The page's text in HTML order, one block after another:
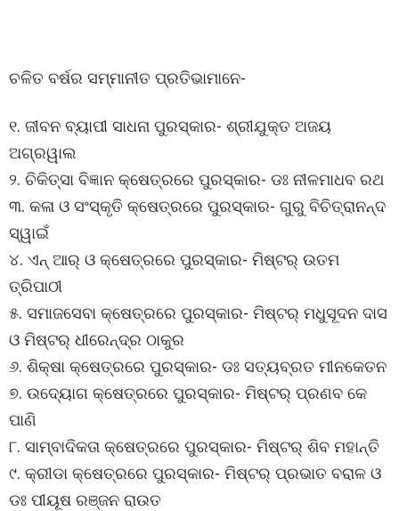
ଚଳିତ ବର୍ଷର ସମ୍ମାନୀତ ପ୍ରତିଭାମାନେ-
୧. ଜୀବନ ବ୍ୟାପୀ ସାଧନା ପୁରସ୍କାର- ଶ୍ରୀଯୁକ୍ତ ଅଜୟ
ଅଗ୍ରୱାଲ
୨. ଚିକିତ୍ସା ବିଜ୍ଞାନ କ୍ଷେତ୍ରରେ ପୁରସ୍କାର- ଡଃ ନୀଳମାଧବ ରଥ
୩. କଳା ଓ ସଂସ୍କୃତି କ୍ଷେତ୍ରରେ ପୁରସ୍କାର- ଗୁରୁ ବିଚିତ୍ରାନନ୍ଦ
ସ୍ୱାଇଁ
୪. ଏନ୍ ଆର୍ ଓ କ୍ଷେତ୍ରରେ ପୁରସ୍କାର- ମିଷ୍ଟର୍ ଉତମ
ତ୍ରିପାଠୀ
୫. ସମାଜସେବା କ୍ଷେତ୍ରରେ ପୁରସ୍କାର- ମିଷ୍ଟର୍ ମଧୁସୂଦନ ଦାସ
ଓ ମିଷ୍ଟର୍ ଧୀରେନ୍ଦ୍ର ଠାକୁର
୬. ଶିକ୍ଷା କ୍ଷେତ୍ରରେ ପୁରସ୍କାର- ଡଃ ସତ୍ୟବ୍ରତ ମୀନକେତନ
୭. ଉଦ୍ୟୋଗ କ୍ଷେତ୍ରରେ ପୁରସ୍କାର- ମିଷ୍ଟର୍ ପ୍ରଣବ କେ
ପାଣି
୮. ସାମ୍ବାଦିକତା କ୍ଷେତ୍ରରେ ପୁରସ୍କାର- ମିଷ୍ଟର୍ ଶିବ ମହାନ୍ତି
୯. କ୍ରୀଡା କ୍ଷେତ୍ରରେ ପୁରସ୍କାର- ମିଷ୍ଟର୍ ପ୍ରଭାତ ବରାଳ ଓ
ଡଃ ପୀୟୂଷ ରଞ୍ଜନ ରାଉତ